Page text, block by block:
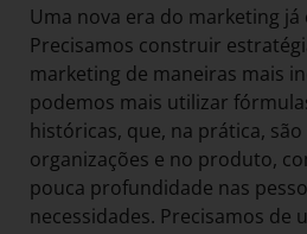
Uma nova era do marketing
Precisamos construir
marketing de maneiras mais
podemos mais utilizar
históricas, que, na prática,
organizações e no produto,
pouca profundidade nas
necessidades. Precisamos de